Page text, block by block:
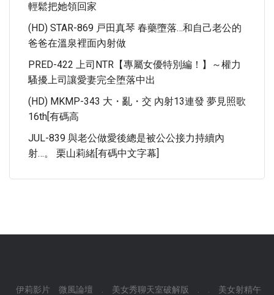
輕鬆把她領回家
(HD) STAR-869 戸田真琴 春藥墮落…和自己老公的
爸爸在溫泉裡面內射做
PRED-422 上司NTR【專屬女優特別編！】～權力
騷擾上司讓愛妻完全堕落中出
(HD) MKMP-343 大・亂・交 內射13連發 夢見照歌
16th[有碼高
JUL-839 與老公做愛後總是被公公接力持續內
射…。 栗山莉緒[有碼中文字幕]
伊莉影片 微風論壇 美女秀聊天室破解版
美女射精午